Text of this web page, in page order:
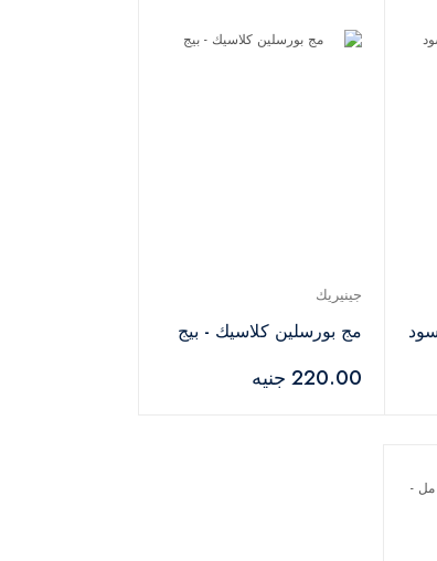
جينيريك
مج بورسلين كلاسيك - بيج
220.00 جنيه